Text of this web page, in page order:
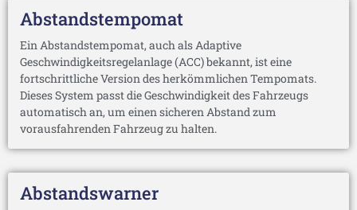
Abstandstempomat
Ein Abstandstempomat, auch als Adaptive
Geschwindigkeitsregelanlage (ACC) bekannt, ist eine
fortschrittliche Version des herkömmlichen Tempomats.
Dieses System passt die Geschwindigkeit des Fahrzeugs
automatisch an, um einen sicheren Abstand zum
vorausfahrenden Fahrzeug zu halten.
Abstandswarner